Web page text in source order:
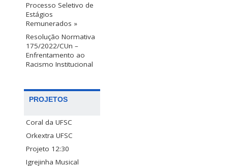
Processo Seletivo de
Estágios
Remunerados »
Resolução Normativa
175/2022/CUn –
Enfrentamento ao
Racismo Institucional
PROJETOS
Coral da UFSC
Orkextra UFSC
Projeto 12:30
Igrejinha Musical